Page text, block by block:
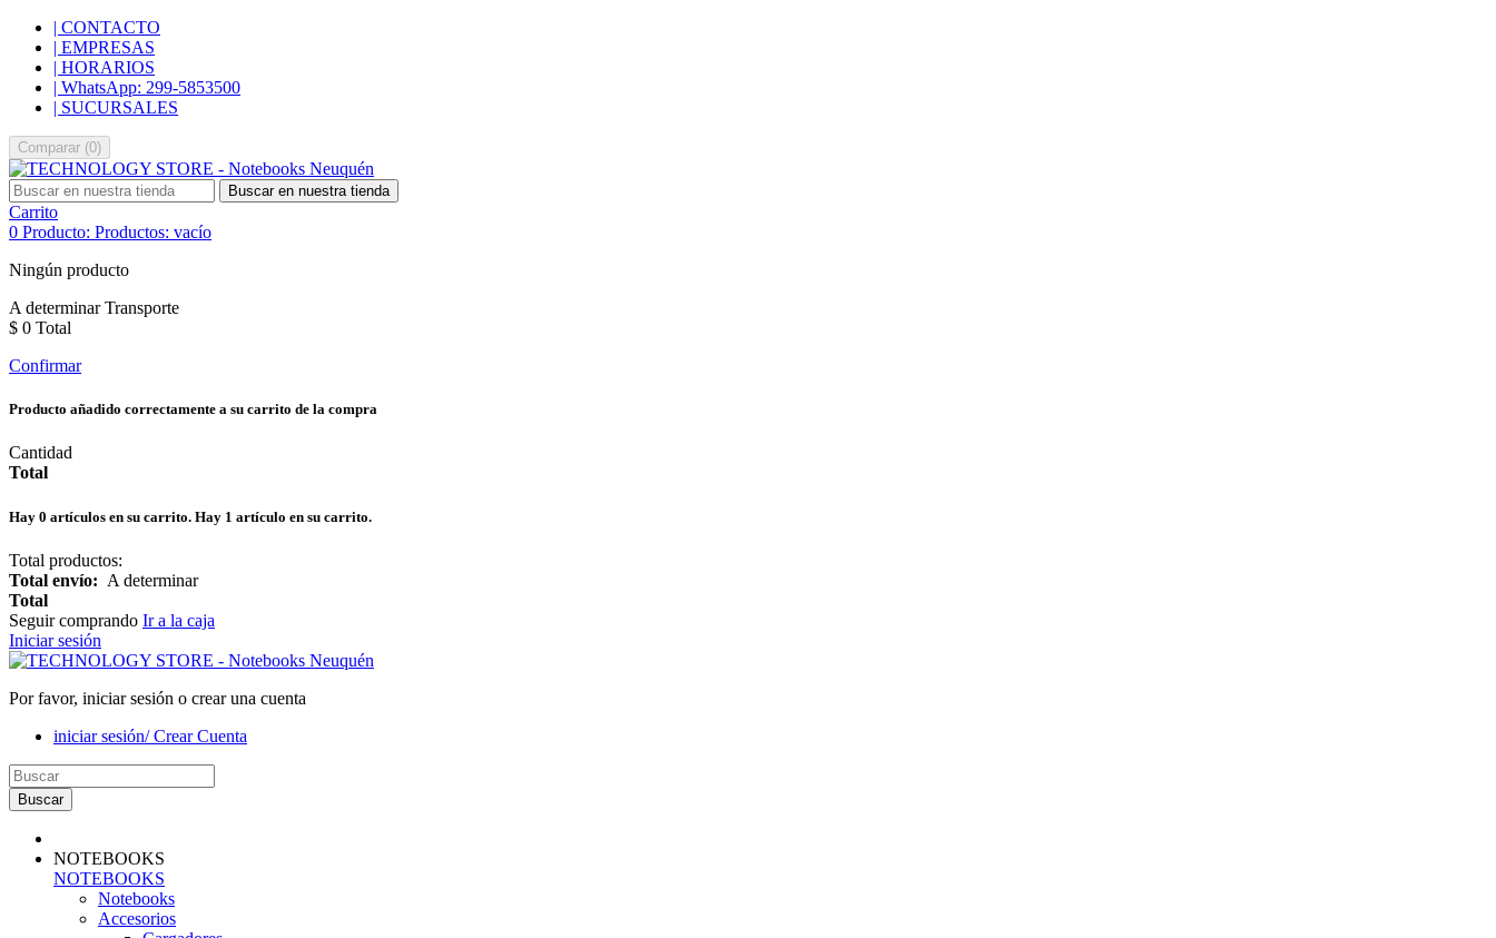
| CONTACTO
| EMPRESAS
| HORARIOS
| WhatsApp: 299-5853500
| SUCURSALES
Comparar (0)
Buscar en nuestra tienda
Carrito
0 Producto: Productos: vacío
Ningún producto
A determinarTransporte
$ 0 Total
Confirmar
Producto añadido correctamente a su carrito de la compra
Cantidad
Total
Hay 0 artículos en su carrito. Hay 1 artículo en su carrito.
Total productos:
Total envío: A determinar
Total
Seguir comprando Ir a la caja
Iniciar sesión
Por favor, iniciar sesión o crear una cuenta
iniciar sesión/ Crear Cuenta
Buscar
NOTEBOOKS
NOTEBOOKS
Notebooks
Accesorios